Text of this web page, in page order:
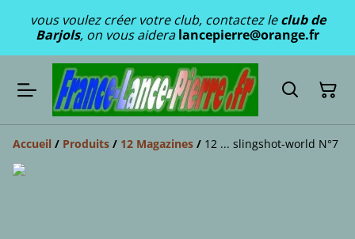
vous voulez créer votre club, contactez leclub de
Barjols, on vous aideralancepierre@orange.fr
Accueil / Produits / 12 Magazines / 12 ... slingshot-world N°7